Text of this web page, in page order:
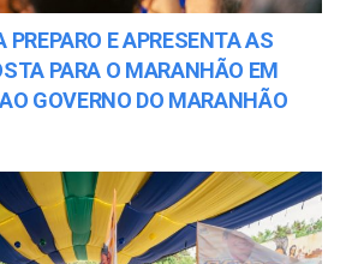
E APRESENTA AS
PARA O MARANHÃO EM
GOVERNO DO MARANHÃO